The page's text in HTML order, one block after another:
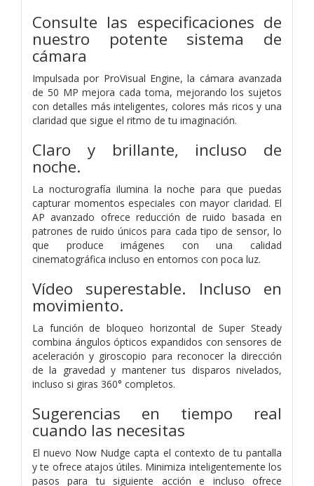
Consulte las especificaciones de
nuestro potente sistema de
cámara
Impulsada por ProVisual Engine, la cámara avanzada
de 50 MP mejora cada toma, mejorando los sujetos
con detalles más inteligentes, colores más ricos y una
claridad que sigue el ritmo de tu imaginación.
Claro y brillante, incluso de
noche.
La nocturografía ilumina la noche para que puedas
capturar momentos especiales con mayor claridad. El
AP avanzado ofrece reducción de ruido basada en
patrones de ruido únicos para cada tipo de sensor, lo
que produce imágenes con una calidad
cinematográfica incluso en entornos con poca luz.
Vídeo superestable. Incluso en
movimiento.
La función de bloqueo horizontal de Super Steady
combina ángulos ópticos expandidos con sensores de
aceleración y giroscopio para reconocer la dirección
de la gravedad y mantener tus disparos nivelados,
incluso si giras 360° completos.
Sugerencias en tiempo real
cuando las necesitas
El nuevo Now Nudge capta el contexto de tu pantalla
y te ofrece atajos útiles. Minimiza inteligentemente los
pasos para tu siguiente acción e incluso ofrece